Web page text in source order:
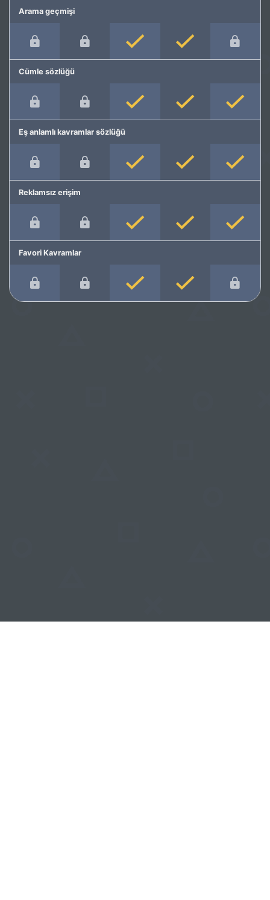
Arama geçmişi
Cümle sözlüğü
Eş anlamlı kavramlar sözlüğü
Reklamsız erişim
Favori Kavramlar